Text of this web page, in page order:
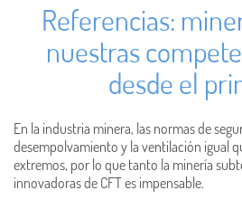
Referencias:
nuestras
desde el
En la industria minera, las normas de
desempolvamiento y la ventilación igual
extremos, por lo que tanto la minería
innovadoras de CFT es impensable.